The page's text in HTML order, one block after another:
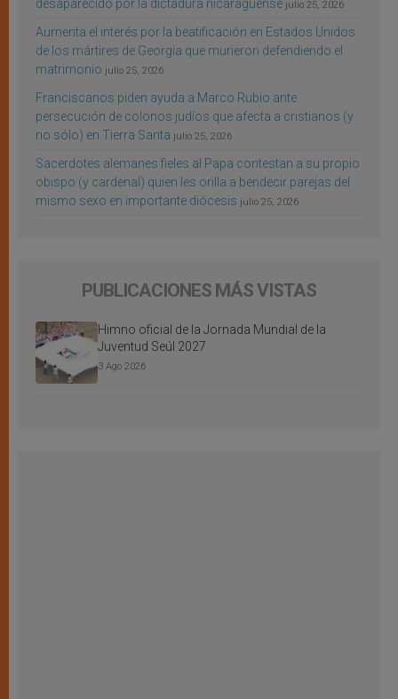
desaparecido por la dictadura nicaragüense julio 25, 2026
Aumenta el interés por la beatificación en Estados Unidos
de los mártires de Georgia que murieron defendiendo el
matrimonio julio 25, 2026
Franciscanos piden ayuda a Marco Rubio ante
persecución de colonos judíos que afecta a cristianos (y
no sólo) en Tierra Santa julio 25, 2026
Sacerdotes alemanes fieles al Papa contestan a su propio
obispo (y cardenal) quien les orilla a bendecir parejas del
mismo sexo en importante diócesis julio 25, 2026
PUBLICACIONES MÁS VISTAS
Himno oficial de la Jornada Mundial de la
Juventud Seúl 2027
3 Ago 2026